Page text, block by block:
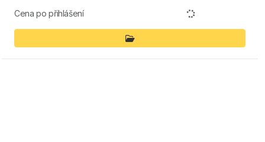
Cena po přihlášení